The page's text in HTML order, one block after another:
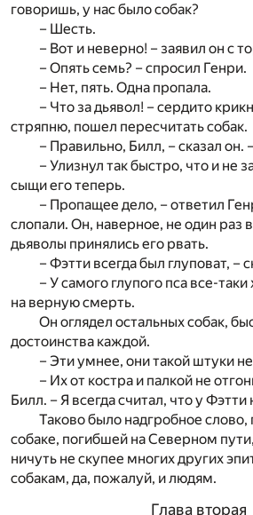
говоришь, у нас было собак?
– Шесть.
– Вот и неверно! – заявил он с
– Опять семь? – спросил Генри.
– Нет, пять. Одна пропала.
– Что за дьявол! – сердито
стряпню, пошел пересчитать собак.
– Правильно, Билл, – сказал он.
– Улизнул так быстро, что и не
сыщи его теперь.
– Пропащее дело, – ответил
слопали. Он, наверное, не один раз
дьяволы принялись его рвать.
– Фэтти всегда был глуповат, –
– У самого глупого пса все-
на верную смерть.
Он оглядел остальных собак,
достоинства каждой.
– Эти умнее, они такой штуки
– Их от костра и палкой не
Билл. – Я всегда считал, что у Фэтти
Таково было надгробное
собаке, погибшей на Северном
ничуть не скупее многих других
собакам, да, пожалуй, и людям.
Глава вторая